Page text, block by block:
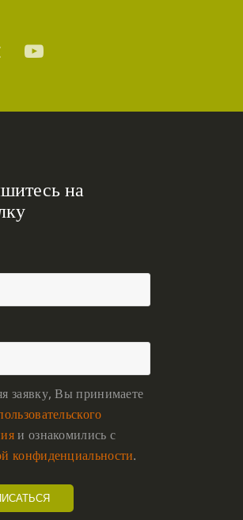
на
заявку, Вы принимаете
и ознакомились с
конфиденциальности.